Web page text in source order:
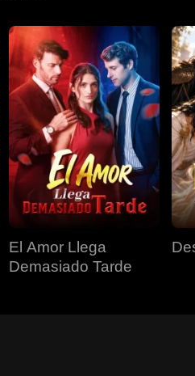
El Amor Llega
Demasiado Tarde